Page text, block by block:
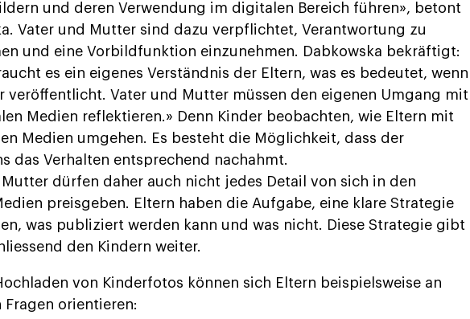
und deren Verwendung im digitalen Bereich führen», betont
Vater und Mutter sind dazu verpflichtet, Verantwortung zu
und eine Vorbildfunktion einzunehmen. Dabkowska bekräftigt:
es ein eigenes Verständnis der Eltern, was es bedeutet, wenn
veröffentlicht. Vater und Mutter müssen den eigenen Umgang mit
Medien reflektieren.» Denn Kinder beobachten, wie Eltern mit
Medien umgehen. Es besteht die Möglichkeit, dass der
das Verhalten entsprechend nachahmt.
dürfen daher auch nicht jedes Detail von sich in den
preisgeben. Eltern haben die Aufgabe, eine klare Strategie
was publiziert werden kann und was nicht. Diese Strategie gibt
den Kindern weiter.
von Kinderfotos können sich Eltern beispielsweise an
orientieren: